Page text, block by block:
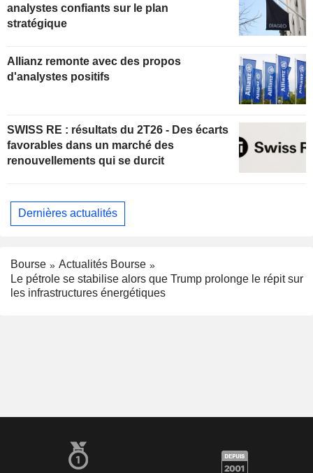
analystes confiants sur le plan
stratégique
Allianz remonte avec des propos
d'analystes positifs
SWISS RE : résultats du 2T26 - Des écarts
favorables dans un marché des
renouvellements qui se durcit
Dernières actualités
Bourse
Actualités Bourse
Le pétrole se stabilise alors que Trump prolonge le répit sur
les infrastructures énergétiques